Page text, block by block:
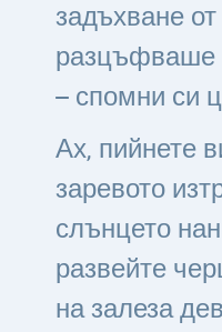
задъхване
разцъфваше
– спомни си
Ах, пийнете
заревото
слънцето
развейте
на залеза